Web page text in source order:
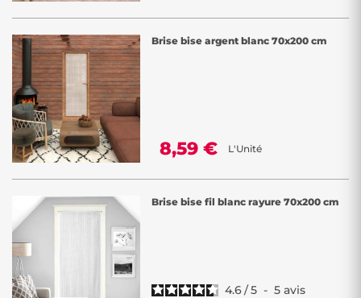
Brise bise argent blanc 70x200 cm
8,59 € L'Unité
Brise bise fil blanc rayure 70x200 cm
4.6/5 - 5 avis